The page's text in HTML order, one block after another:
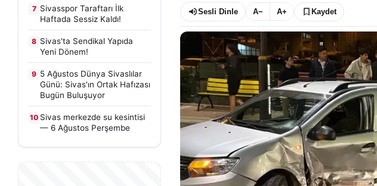
7 Sivasspor Taraftarı İlk
Haftada Sessiz Kaldı!
8 Sivas'ta Sendikal Yapıda
Yeni Dönem!
9 5 Ağustos Dünya Sivaslılar
Günü: Sivas'ın Ortak Hafızası
Bugün Buluşuyor
10 Sivas merkezde su kesintisi
— 6 Ağustos Perşembe
Sesli Dinle A− A+ Kaydet